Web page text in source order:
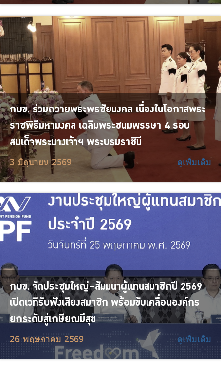
กบข. ร่วมถวายพระพรชัยมงคล เนื่องในโอกาสพระ
ราชพิธีมหามงคล เฉลิมพระชนมพรรษา 4 รอบ
สมเด็จพระนางเจ้าฯ พระบรมราชินี
3 มิถุนายน 2569 ดูเพิ่มเติม
กบข. จัดประชุมใหญ่–สัมมนาผู้แทนสมาชิกปี 2569
เปิดเวทีรับฟังเสียงสมาชิก พร้อมขับเคลื่อนองค์กร
ยกระดับสู่เกษียณมีสุข
26 พฤษภาคม 2569 ดูเพิ่มเติม